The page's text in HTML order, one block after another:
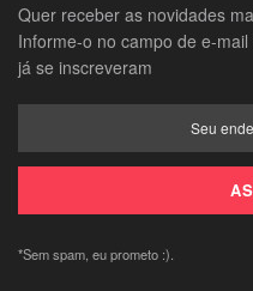
Quer receber as novidades
Informe-o no campo de e-
já se inscreveram
*Sem spam, eu prometo :).